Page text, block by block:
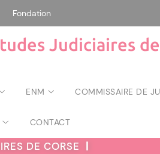
Fondation
Judiciaires
ENM COMMISSAIRE DE
CONTACT
DE CORSE |